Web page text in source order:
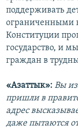
поддерживать
ограниченными
Конституции
государство, и
граждан в
«Азаттык»: Вы
пришли в
адрес
даже пытаются